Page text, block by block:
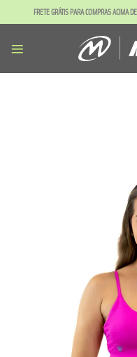
FRETE GRÁTIS PARA COMPRAS